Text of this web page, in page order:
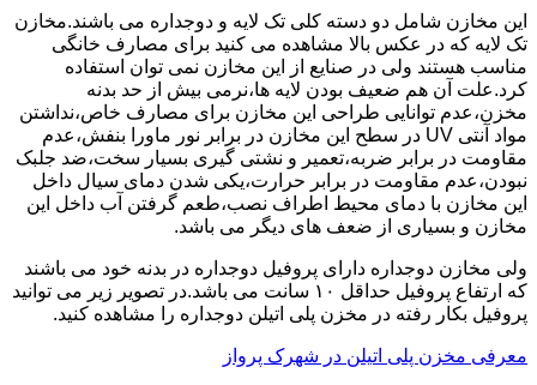
این مخازن شامل دو دسته کلی تک لایه و دوجداره می باشند.مخازن
تک لایه که در عکس بالا مشاهده می کنید برای مصارف خانگی
مناسب هستند ولی در صنایع از این مخازن نمی توان استفاده
کرد.علت آن هم ضعیف بودن لایه ها،نرمی بیش از حد بدنه
مخزن،عدم توانایی طراحی این مخازن برای مصارف خاص،نداشتن
مواد آنتی UV در سطح این مخازن در برابر نور ماورا بنفش،عدم
مقاومت در برابر ضربه،تعمیر و نشتی گیری بسیار سخت،ضد جلبک
نبودن،عدم مقاومت در برابر حرارت،یکی شدن دمای سیال داخل
این مخازن با دمای محیط اطراف نصب،طعم گرفتن آب داخل این
مخازن و بسیاری از ضعف های دیگر می باشد.
ولی مخازن دوجداره دارای پروفیل دوجداره در بدنه خود می باشند
که ارتفاع پروفیل حداقل ۱۰ سانت می باشد.در تصویر زیر می توانید
پروفیل بکار رفته در مخزن پلی اتیلن دوجداره را مشاهده کنید.
معرفی مخزن پلی اتیلن در شهرک پرواز